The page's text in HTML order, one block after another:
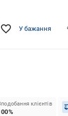
У бажання
клієнтів